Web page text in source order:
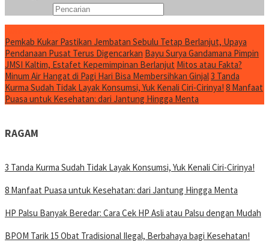
Pemkab Kukar Pastikan Jembatan Sebulu Tetap Berlanjut, Upaya
Pendanaan Pusat Terus Digencarkan Bayu Surya Gandamana Pimpin
JMSI Kaltim, Estafet Kepemimpinan Berlanjut Mitos atau Fakta?
Minum Air Hangat di Pagi Hari Bisa Membersihkan Ginjal3 Tanda
Kurma Sudah Tidak Layak Konsumsi, Yuk Kenali Ciri-Cirinya! 8 Manfaat
Puasa untuk Kesehatan: dari Jantung Hingga Menta
RAGAM
3 Tanda Kurma Sudah Tidak Layak Konsumsi, Yuk Kenali Ciri-Cirinya!
8 Manfaat Puasa untuk Kesehatan: dari Jantung Hingga Menta
HP Palsu Banyak Beredar: Cara Cek HP Asli atau Palsu dengan Mudah
BPOM Tarik 15 Obat Tradisional Ilegal, Berbahaya bagi Kesehatan!